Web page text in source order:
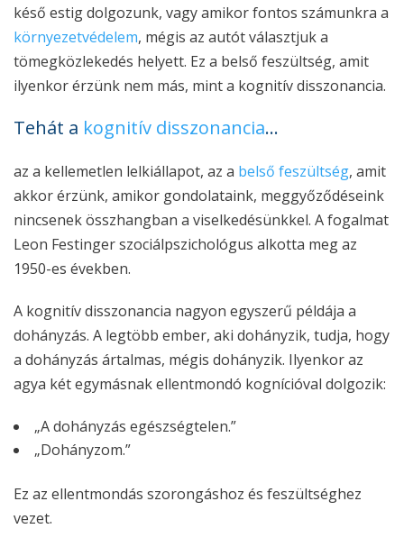
késő estig dolgozunk, vagy amikor fontos számunkra a
környezetvédelem, mégis az autót választjuk a
tömegközlekedés helyett. Ez a belső feszültség, amit
ilyenkor érzünk nem más, mint a kognitív disszonancia.
Tehát a kognitív disszonancia…
az a kellemetlen lelkiállapot, az a belső feszültség, amit
akkor érzünk, amikor gondolataink, meggyőződéseink
nincsenek összhangban a viselkedésünkkel. A fogalmat
Leon Festinger szociálpszichológus alkotta meg az
1950-es években.
A kognitív disszonancia nagyon egyszerű példája a
dohányzás. A legtöbb ember, aki dohányzik, tudja, hogy
a dohányzás ártalmas, mégis dohányzik. Ilyenkor az
agya két egymásnak ellentmondó kognícióval dolgozik:
„A dohányzás egészségtelen.”
„Dohányzom.”
Ez az ellentmondás szorongáshoz és feszültséghez
vezet.